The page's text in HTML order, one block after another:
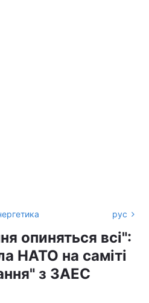
рус
опиняться всі":
НАТО на саміті
з ЗАЕС